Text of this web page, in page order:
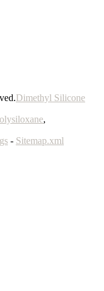
Dimethyl Silicone
,
- Sitemap.xml